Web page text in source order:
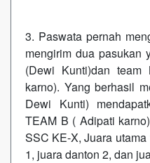
3. Paswata pernah
mengirim dua pasukan
(Dewi Kunti)dan
karno). Yang berhasil
Dewi Kunti)
TEAM B ( Adipati
SSC KE-X, Juara
1, juara danton 2, dan